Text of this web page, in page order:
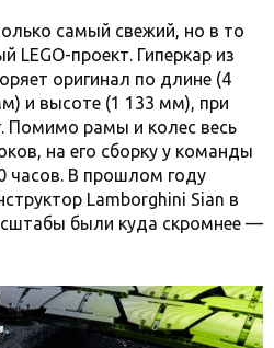
самый свежий, но в то
LEGO-проект. Гиперкар из
оригинал по длине (4
и высоте (1 133 мм), при
Помимо рамы и колес весь
на его сборку у команды
часов. В прошлом году
Lamborghini Sian в
были куда скромнее —